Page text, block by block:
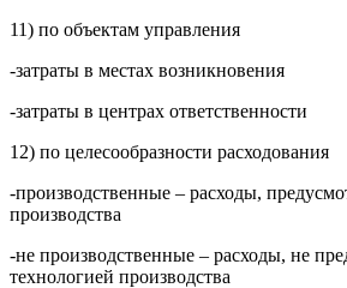
11) по объектам управления
-затраты в местах возникновения
-затраты в центрах ответственности
12) по целесообразности расходования
-производственные – расходы,
производства
-не производственные – расходы, не
технологией производства